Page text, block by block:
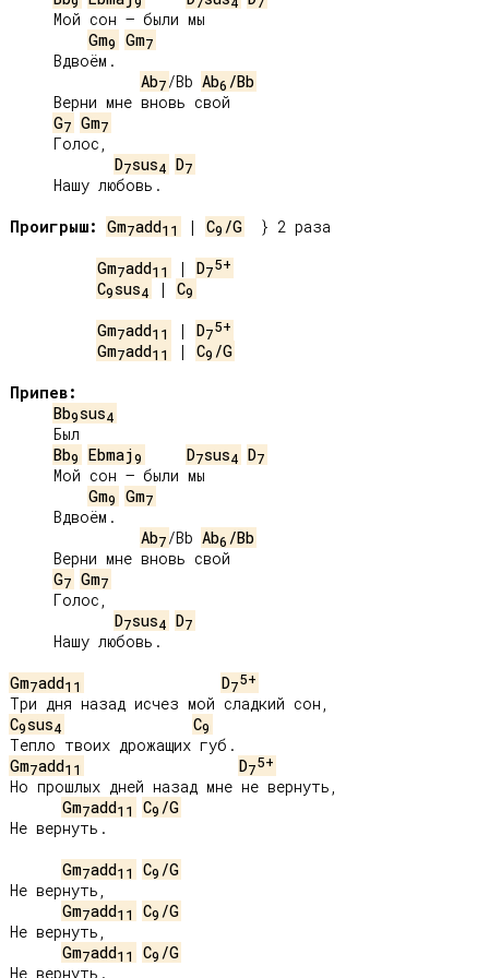
Gm9 Gm7
Ab7/Bb Ab6 /Bb
G7 Gm7
D7sus4 D7
Проигрыш: Gm7add11 | C9 /G
  } 2 раза
Gm7add11 | D75+
C9sus4 | C9
Gm7add11 | D75+
Gm7add11 | C9 /G
Припев:
Bb9sus4
Bb9 Ebmaj9 D7sus4 D7
Gm9 Gm7
Ab7/Bb Ab6 /Bb
G7 Gm7
D7sus4 D7
Gm7add11 D75+
C9sus4 C9
Gm7add11 D75+
Но прошлых дней назад мне не вернуть,
Gm7add11 C9 /G
Не вернуть.
Gm7add11 C9 /G
Не вернуть,
Gm7add11 C9 /G
Не вернуть,
Gm7add11 C9 /G
Не вернуть.